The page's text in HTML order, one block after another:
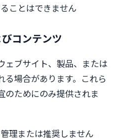
ことはできません
コンテンツ
ェブサイト、製品、または
る場合があります。これら
のためにのみ提供されま
理または推奨しません